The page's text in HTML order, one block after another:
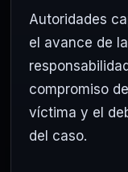
Autoridades
el avance de
compromiso
víctima y el
del caso.